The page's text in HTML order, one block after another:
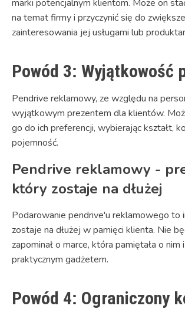
marki potencjalnym klientom. Może on
na temat firmy i przyczynić się do
zainteresowania jej usługami lub
Powód 3: Wyjątkowość
Pendrive reklamowy, ze względu na
wyjątkowym prezentem dla klientów.
go do ich preferencji, wybierając kształt,
pojemność.
Pendrive reklamowy -
który zostaje na dłużej
Podarowanie pendrive'u reklamowego to
zostaje na dłużej w pamięci klienta. Nie
zapominał o marce, która pamiętała o nim
praktycznym gadżetem.
Powód 4: Ograniczony